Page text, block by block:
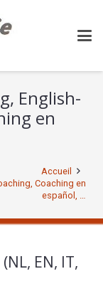
English-
en
Accueil
Coaching en
español, …
EN, IT,